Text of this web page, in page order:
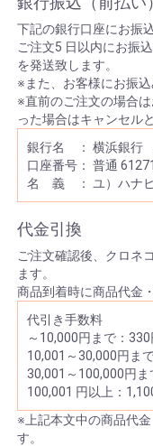
下記の銀行口座にお振
ご注文5 日以内にお振
を発送致します。
※また、お客様にお振
※直前のご注文の場合
った場合はキャンセル
銀行名 ： 横浜銀行
口座番号： 普通
名 義 ： ユ）ハナ
代金引換
ご注文確認後、クロネ
ます。
商品到着時に商品代金
代引き手数料
～10,000円まで：330
10,001～30,000円ま
30,001～100,000円ま
100,001 円以上：
※上記本文中の商品代
す。